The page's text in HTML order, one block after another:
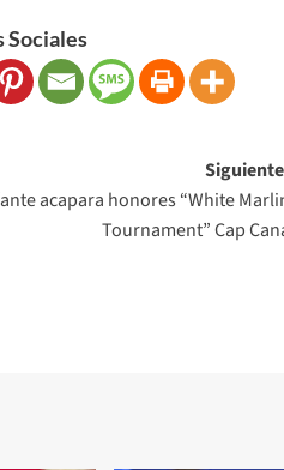
Sociales
acapara honores “White
Tournament” Cap